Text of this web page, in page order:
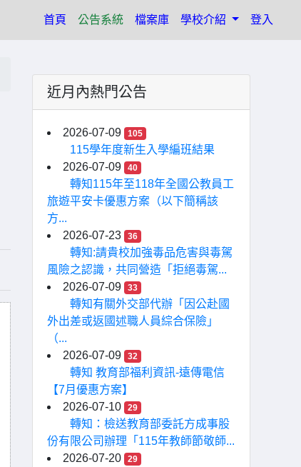
首頁 (current)
公告系統 檔案庫 學校介紹 登入
近月內熱門公告
2026-07-09 105
115學年度新生入學編班結果
2026-07-09
40
轉知115年至118年全國公教員工
旅遊平安卡優惠方案（以下簡稱該
方...
2026-07-23
36
轉知:請貴校加強毒品危害與毒駕
風險之認識，共同營造「拒絕毒駕...
2026-07-09
33
轉知有關外交部代辦「因公赴國
外出差或返國述職人員綜合保險」
（...
2026-07-09
32
轉知 教育部福利資訊-遠傳電信
【7月優惠方案】
2026-07-10
29
轉知：檢送教育部委託方成事股
份有限公司辦理「115年教師節敬師...
2026-07-20
29